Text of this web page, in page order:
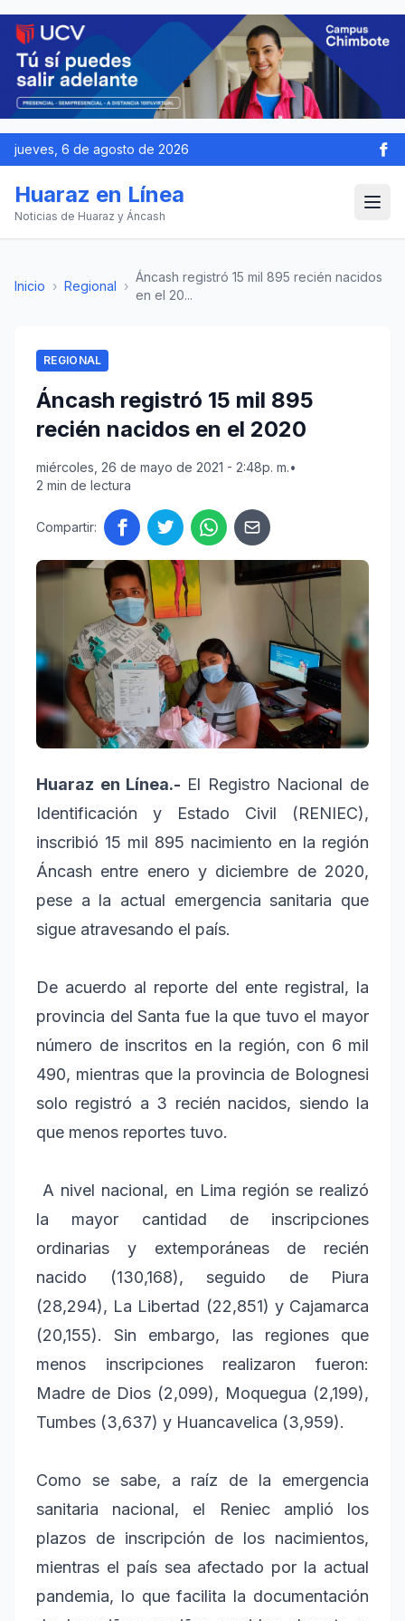
jueves, 6 de agosto de 2026
Huaraz en Línea
Noticias de Huaraz y Áncash
Inicio › Regional ›
Áncash registró 15 mil 895 recién nacidos
en el 20...
REGIONAL
Áncash registró 15 mil 895
recién nacidos en el 2020
miércoles, 26 de mayo de 2021 - 2:48p. m.•
2 min de lectura
Compartir:
Huaraz en Línea.- El Registro Nacional de
Identificación y Estado Civil (RENIEC),
inscribió 15 mil 895 nacimiento en la región
Áncash entre enero y diciembre de 2020,
pese a la actual emergencia sanitaria que
sigue atravesando el país.
De acuerdo al reporte del ente registral, la
provincia del Santa fue la que tuvo el mayor
número de inscritos en la región, con 6 mil
490, mientras que la provincia de Bolognesi
solo registró a 3 recién nacidos, siendo la
que menos reportes tuvo.
A nivel nacional, en Lima región se realizó
la mayor cantidad de inscripciones
ordinarias y extemporáneas de recién
nacido (130,168), seguido de Piura
(28,294), La Libertad (22,851) y Cajamarca
(20,155). Sin embargo, las regiones que
menos inscripciones realizaron fueron:
Madre de Dios (2,099), Moquegua (2,199),
Tumbes (3,637) y Huancavelica (3,959).
Como se sabe, a raíz de la emergencia
sanitaria nacional, el Reniec amplió los
plazos de inscripción de los nacimientos,
mientras el país sea afectado por la actual
pandemia, lo que facilita la documentación